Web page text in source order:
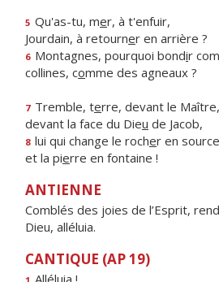
5 Qu'as-tu, mer, à t'enfuir,
Jourdain, à retourner en arrière ?
6 Montagnes, pourquoi bondir
collines, comme des agneaux ?
7 Tremble, terre, devant le Maître,
devant la face du Dieu de Jacob,
8 lui qui change le rocher en source
et la pierre en fontaine !
ANTIENNE
Comblés des joies de l’Esprit,
Dieu, alléluia.
CANTIQUE (AP 19)
Alléluia !